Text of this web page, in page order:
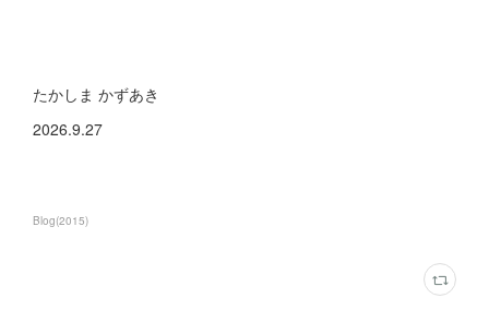
たかしま かずあき
2026.9.27
Blog(2015)